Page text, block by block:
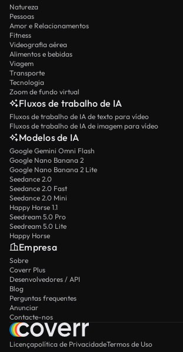
Natureza
Pessoas
Amor e Relacionamentos
Fitness
Videografia aérea
Alimentos e bebidas
Viagem
Transporte
Tecnologia
Zoom de fundo virtual
Fluxos de trabalho de IA
Fluxos de trabalho de IA de texto para vídeo
Fluxos de trabalho de IA de imagem para vídeo
Modelos de IA
Google Gemini Omni Flash
Google Nano Banana 2
Google Nano Banana 2 Lite
Seedance 2.0
Seedance 2.0 Fast
Seedance 2.0 Mini
Happy Horse 1.1
Seedream 5.0 Pro
Seedream 5.0 Lite
Happy Horse
Empresa
Sobre
Coverr Plus
Desenvolvedores / API
Blog
Perguntas frequentes
Anunciar
Contacte-nos
Licençapolítica de PrivacidadeTermos de Uso